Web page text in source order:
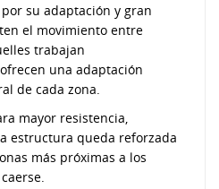
su adaptación y gran
el movimiento entre
trabajan
una adaptación
de cada zona.
mayor resistencia,
estructura queda reforzada
más próximas a los